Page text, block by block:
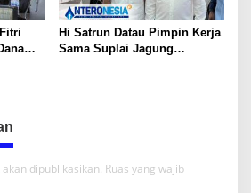
Hi Satrun Datau Pimpin Kerja
Sama Suplai Jagung
dipublikasikan. Ruas yang wajib